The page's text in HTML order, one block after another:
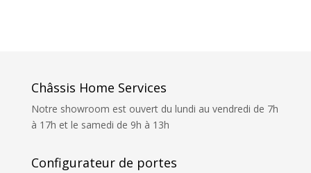
Châssis Home Services
Notre showroom est ouvert du lundi au vendredi de 7h
à 17h et le samedi de 9h à 13h
Configurateur de portes